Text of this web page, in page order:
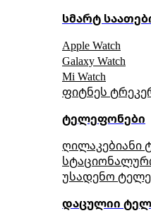
სმარტ
Apple Watch
Galaxy Watch
Mi Watch
ფიტნეს
ტელეფონები
ღილაკებიანი
უსადენო
დაცულიი